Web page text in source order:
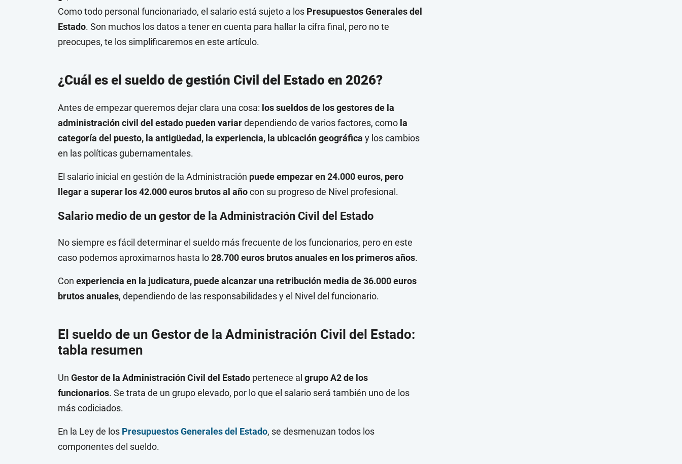
Como todo personal funcionariado, el salario está sujeto a los Presupuestos Generales del
Estado. Son muchos los datos a tener en cuenta para hallar la cifra final, pero no te
preocupes, te los simplificaremos en este artículo.
¿Cuál es el sueldo de gestión Civil del Estado en 2026?
Antes de empezar queremos dejar clara una cosa: los sueldos de los gestores de la
administración civil del estado pueden variardependiendo de varios factores, como la
categoría del puesto, la antigüedad, la experiencia, la ubicación geográfica y los cambios
en las políticas gubernamentales.
El salario inicial en gestión de la Administración puede empezar en 24.000 euros, pero
llegar a superar los42.000 euros brutos al añocon su progreso de Nivel profesional.
Salario medio de un gestor de la Administración Civil del Estado
No siempre es fácil determinar el sueldo más frecuente de los funcionarios, pero en este
caso podemos aproximarnos hasta lo28.700euros brutos anuales en los primeros años.
Con experiencia en la judicatura, puede alcanzar una retribución media de 36.000 euros
brutos anuales, dependiendo de las responsabilidades y el Nivel del funcionario.
El sueldo de un Gestor de la Administración Civil del Estado:
tabla resumen
Un Gestor de la Administración Civil del Estado pertenece al grupo A2 de los
funcionarios. Se trata de un grupo elevado, por lo que el salario será también uno de los
más codiciados.
En la Ley de los Presupuestos Generales del Estado, se desmenuzan todos los
componentes del sueldo.